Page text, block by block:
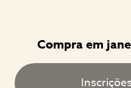
Compra em